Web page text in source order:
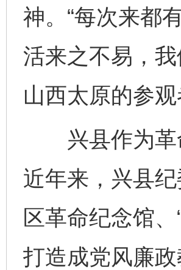
神。“每次来都
活来之不易，
山西太原的参
兴县作为革
近年来，兴县
区革命纪念馆
打造成党风廉